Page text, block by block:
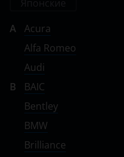
A
Acura
Alfa Romeo
Audi
B
BAIC
Bentley
BMW
Brilliance